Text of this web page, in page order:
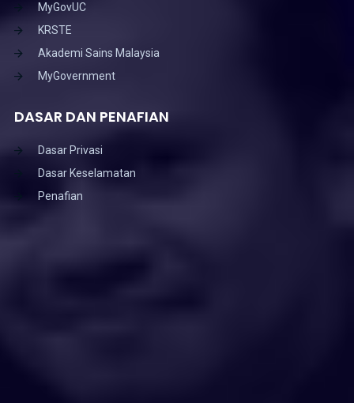
MyGovUC
KRSTE
Akademi Sains Malaysia
MyGovernment
DASAR DAN PENAFIAN
Dasar Privasi
Dasar Keselamatan
Penafian